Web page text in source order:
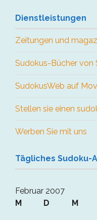
Dienstleistungen
Zeitungen und
Sudokus-Bücher von
SudokusWeb auf
Stellen sie einen
Werben Sie mit uns
Tägliches Sudoku-
Februar 2007
M
D M